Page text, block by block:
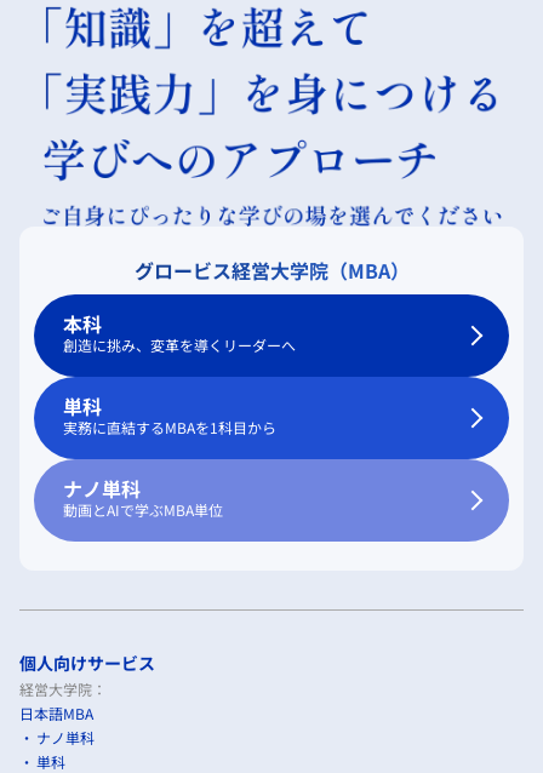
グロービス経営大学院（MBA）
本科
創造に挑み、変革を導くリーダーへ
単科
実務に直結するMBAを1科目から
ナノ単科
動画とAIで学ぶMBA単位
個人向けサービス
経営大学院：
日本語MBA
ナノ単科
単科